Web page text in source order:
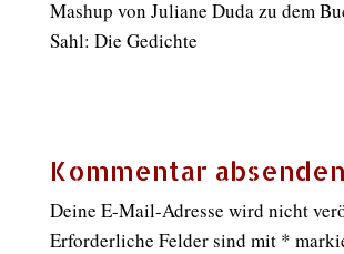
Mashup von Juliane Duda zu dem
Sahl: Die Gedichte
Kommentar absenden
Deine E-Mail-Adresse wird nicht
Erforderliche Felder sind mit *